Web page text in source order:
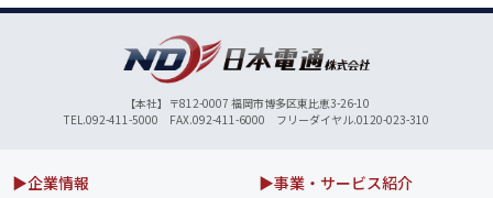
【本社】〒812-0007 福岡市博多区東比恵3-26-10
TEL.092-411-5000 FAX.092-411-6000 フリーダイヤル.0120-023-310
▶企業情報
▶事業・サービス紹介